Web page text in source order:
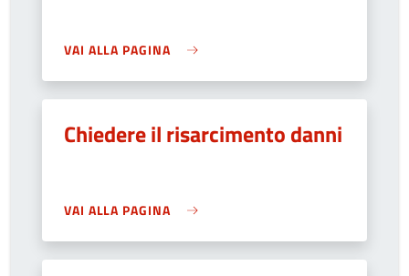
VAI ALLA PAGINA
Chiedere il risarcimento danni
VAI ALLA PAGINA